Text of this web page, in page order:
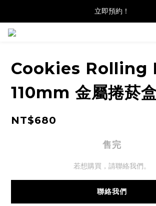
立即預約！
Cookies Rolling
110mm 金屬捲菸
NT$680
售完
若想購買，請聯絡我們。
聯絡我們